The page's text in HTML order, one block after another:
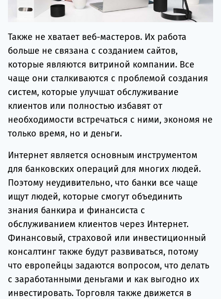
Также не хватает веб-мастеров. Их работа
больше не связана с созданием сайтов,
которые являются витриной компании. Все
чаще они сталкиваются с проблемой создания
систем, которые улучшат обслуживание
клиентов или полностью избавят от
необходимости встречаться с ними, экономя не
только время, но и деньги.
Интернет является основным инструментом
для банковских операций для многих людей.
Поэтому неудивительно, что банки все чаще
ищут людей, которые смогут объединить
знания банкира и финансиста с
обслуживанием клиентов через Интернет.
Финансовый, страховой или инвестиционный
консалтинг также будут развиваться, потому
что европейцы задаются вопросом, что делать
с заработанными деньгами и как выгодно их
инвестировать. Торговля также движется в